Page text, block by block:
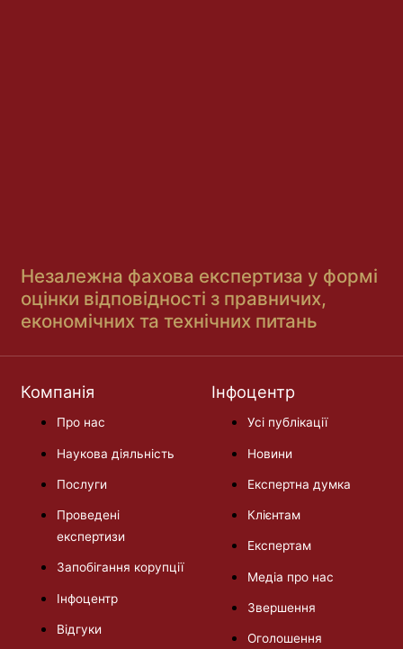
Незалежна фахова експертиза у формі
оцінки відповідності з правничих,
економічних та технічних питань
Компанія
Про нас
Наукова діяльність
Послуги
Проведені
експертизи
Запобігання корупції
Інфоцентр
Відгуки
Інфоцентр
Усі публікації
Новини
Експертна думка
Клієнтам
Експертам
Медіа про нас
Звершення
Оголошення